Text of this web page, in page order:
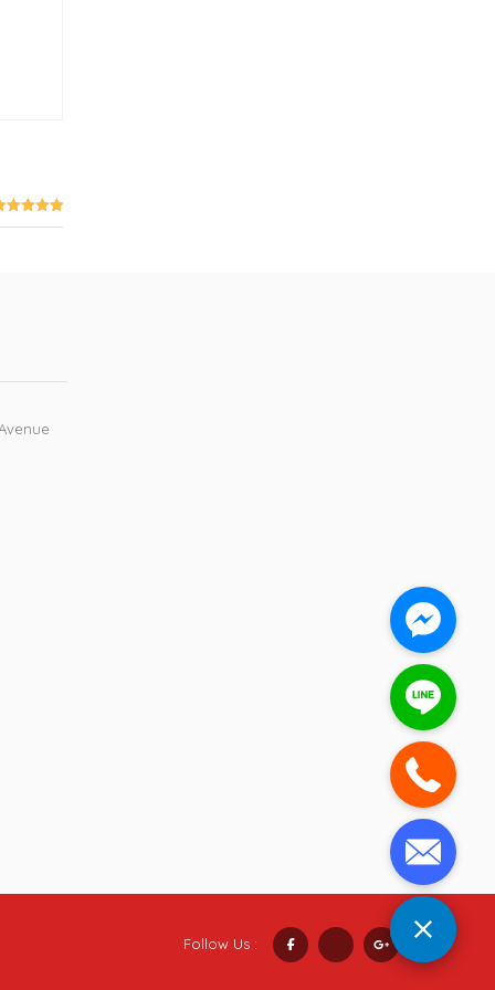
Follow Us :